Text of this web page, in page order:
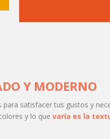
Y MODERNO
para satisfacer tus gustos y
y lo que varía es la